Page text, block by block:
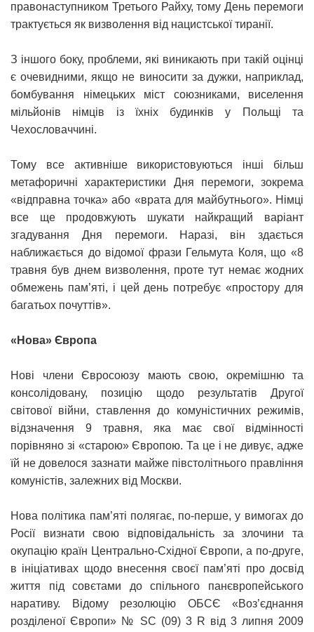
правонаступником Третього Райху, тому День перемоги
трактується як визволення від нацистської тиранії.
З іншого боку, проблеми, які виникають при такій оцінці
є очевидними, якщо не виносити за дужки, наприклад,
бомбування німецьких міст союзниками, виселення
мільйонів німців із їхніх будинків у Польщі та
Чехословаччині.
Тому все активніше використовуються інші більш
метафоричні характеристики Дня перемоги, зокрема
«відправна точка» або «врата для майбутнього». Німці
все ще продовжують шукати найкращий варіант
згадування Дня перемоги. Наразі, він здається
наближається до відомої фрази Гельмута Коля, що «8
травня був днем визволення, проте тут немає жодних
обмежень пам’яті, і цей день потребує «простору для
багатьох почуттів».
«Нова» Європа
Нові члени Євросоюзу мають свою, окремішню та
консолідовану, позицію щодо результатів Другої
світової війни, ставлення до комуністичних режимів,
відзначення 9 травня, яка має свої відмінності
порівняно зі «старою» Європою. Та це і не дивує, адже
їй не довелося зазнати майже півстолітнього правління
комуністів, залежних від Москви.
Нова політика пам’яті полягає, по-перше, у вимогах до
Росії визнати свою відповідальність за злочини та
окупацію країн Центрально-Східної Європи, а по-друге,
в ініціативах щодо внесення своєї пам’яті про досвід
життя під совєтами до спільного панєвропейського
наративу. Відому резолюцію ОБСЄ «Воз’єднання
розділеної Європи» № SC (09) 3 R від 3 липня 2009